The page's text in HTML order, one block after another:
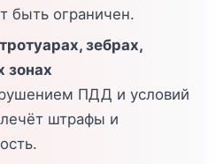
быть ограничен.
зебрах,
зонах
ПДД и условий
штрафы и